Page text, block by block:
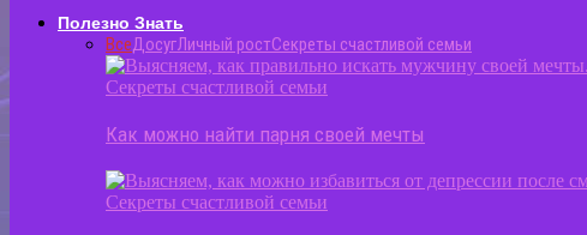
Полезно Знать
ВсеДосугЛичный ростСекреты счастливой семьи
Секреты счастливой семьи
Как можно найти парня своей мечты
Секреты счастливой семьи